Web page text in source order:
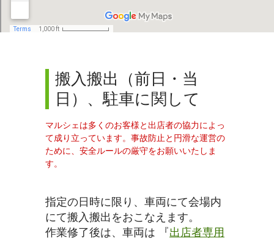
搬入搬出（前日・当
日）、駐車に関して
マルシェは多くのお客様と出店者の協力によっ
て成り立っています。事故防止と円滑な運営の
ために、安全ルールの厳守をお願いいたしま
す。
指定の日時に限り、車両にて会場内
にて搬入搬出をおこなえます。
作業修了後は、車両は 『出店者専用